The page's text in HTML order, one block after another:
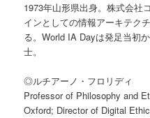
1973年山形県出身。株式会社
インとしての情報アーキテク
る。World IA Dayは発足当初
士。
◎ルチアーノ・フロリディ
Professor of Philosophy and
Oxford; Director of Digital